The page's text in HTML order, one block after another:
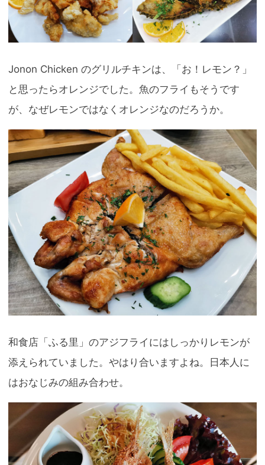
Jonon Chicken のグリルチキンは、「お！レモン？」
と思ったらオレンジでした。魚のフライもそうです
が、なぜレモンではなくオレンジなのだろうか。
和食店「ふる里」のアジフライにはしっかりレモンが
添えられていました。やはり合いますよね。日本人に
はおなじみの組み合わせ。